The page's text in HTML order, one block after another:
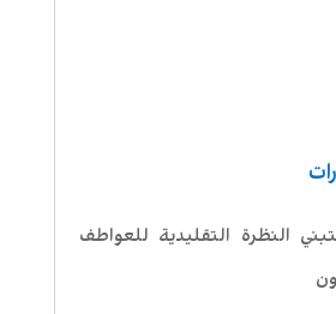
النظرة التقليدية للعواطف